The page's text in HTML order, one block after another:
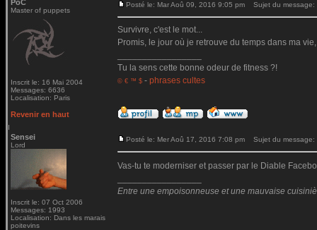
PoC
Master of puppets
Inscrit le: 16 Mai 2004
Messages: 6636
Localisation: Paris
Posté le: Mar Aoû 09, 2016 9:05 pm Sujet du message:
Survivre, c'est le mot...
Promis, le jour où je retrouve du temps dans ma
Tu la sens cette bonne odeur de fitness ?!
© € ™ $ - phrases cultes
Revenir en haut
Sensei
Lord
Inscrit le: 07 Oct 2006
Messages: 1993
Localisation: Dans les marais
poitevins
Posté le: Mer Aoû 17, 2016 7:08 pm Sujet du message:
Vas-tu te moderniser et passer par le Diable
Entre une empoisonneuse et une mauvaise